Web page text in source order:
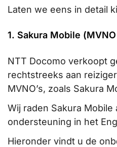
Laten we eens in detail
1. Sakura Mobile
NTT Docomo verkoopt
rechtstreeks aan
MVNO’s, zoals Sakura
Wij raden Sakura Mobile
ondersteuning in het
Hieronder vindt u de